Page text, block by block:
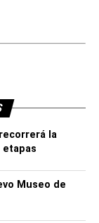
guía en
es
seguro
información y
Violeta
la
etapas
Museo de